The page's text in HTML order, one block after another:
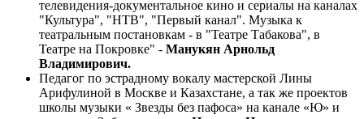
телевидения-документальное кино и сериалы на каналах
"Культура", "НТВ", "Первый канал". Музыка к
театральным постановкам - в "Театре Табакова", в
Театре на Покровке" - Манукян Арнольд
Владимирович.
Педагог по эстрадному вокалу мастерской Лины
Арифулиной в Москве и Казахстане, а так же проектов
школы музыки « Звезды без пафоса» на канале «Ю» и